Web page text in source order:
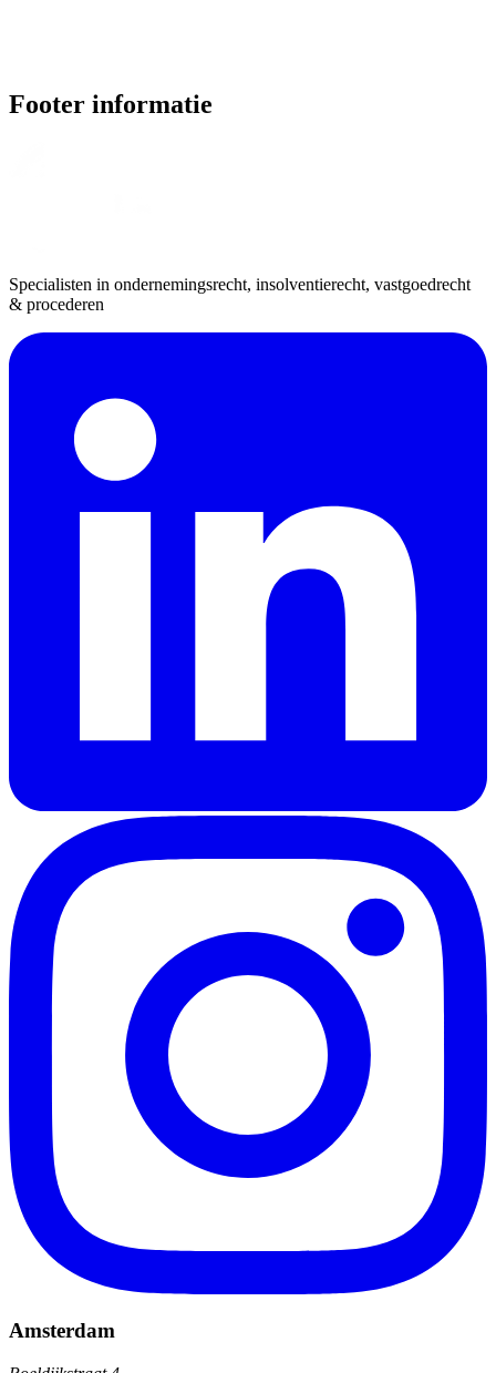
Footer informatie
Specialisten in ondernemingsrecht, insolventierecht, vastgoedrecht
& procederen
Amsterdam